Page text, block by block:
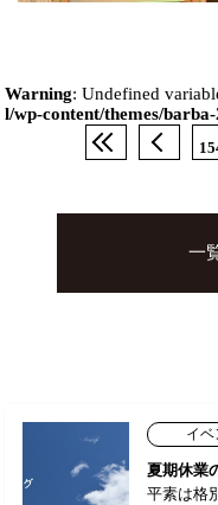
Warning: Undefined
l/wp-content/themes/
一
イベ
夏期休業
平素は格